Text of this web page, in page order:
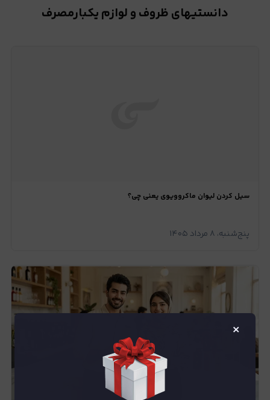
دانستیهای ظروف و لوازم یکبارمصرف
سیل کردن لیوان ماکروویوی یعنی چی؟
پنج‌شنبه، ۸ مرداد ۱۴۰۵
×